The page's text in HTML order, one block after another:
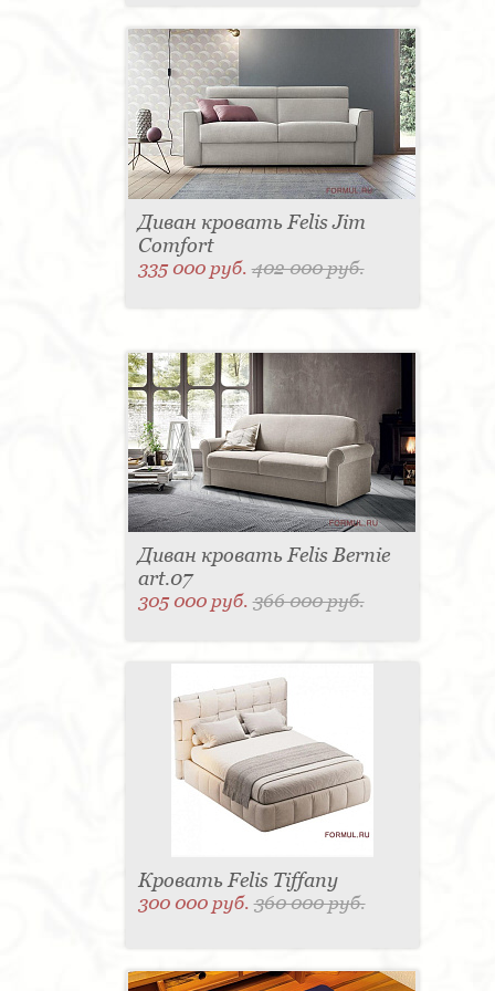
Диван кровать Felis Jim
Comfort
335 000 руб.402 000 руб.
Диван кровать Felis Bernie
art.07
305 000 руб.366 000 руб.
Кровать Felis Tiffany
300 000 руб.360 000 руб.